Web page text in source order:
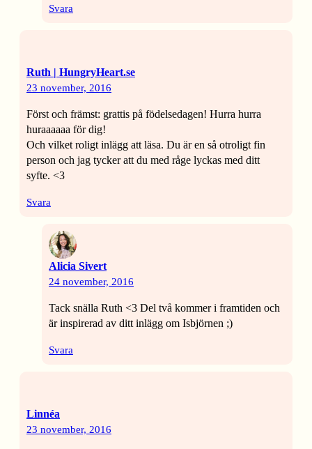
Svara
Ruth | HungryHeart.se
23 november, 2016
Först och främst: grattis på födelsedagen! Hurra hurra
huraaaaaa för dig!
Och vilket roligt inlägg att läsa. Du är en så otroligt fin
person och jag tycker att du med råge lyckas med ditt
syfte. <3
Svara
Alicia Sivert
24 november, 2016
Tack snälla Ruth <3 Del två kommer i framtiden och
är inspirerad av ditt inlägg om Isbjörnen ;)
Svara
Linnéa
23 november, 2016